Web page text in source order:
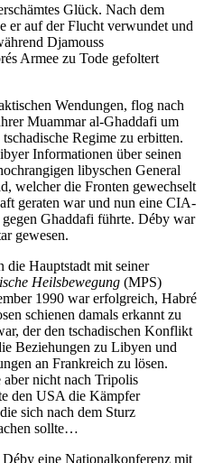
Glück. Nach dem
er auf der Flucht verwundet und
Djamouss
Armee zu Tode gefoltert
Wendungen, flog nach
Muammar al-Ghaddafi um
Regime zu erbitten.
Informationen über seinen
libyschen General
welcher die Fronten gewechselt
geraten war und nun eine CIA-
Ghaddafi führte. Déby war
gewesen.
die Hauptstadt mit seiner
Heilsbewegung (MPS)
1990 war erfolgreich, Habré
schienen damals erkannt zu
der den tschadischen Konflikt
Beziehungen zu Libyen und
an Frankreich zu lösen.
nicht nach Tripolis
den USA die Kämpfer
sich nach dem Sturz
sollte…
eine Nationalkonferenz mit